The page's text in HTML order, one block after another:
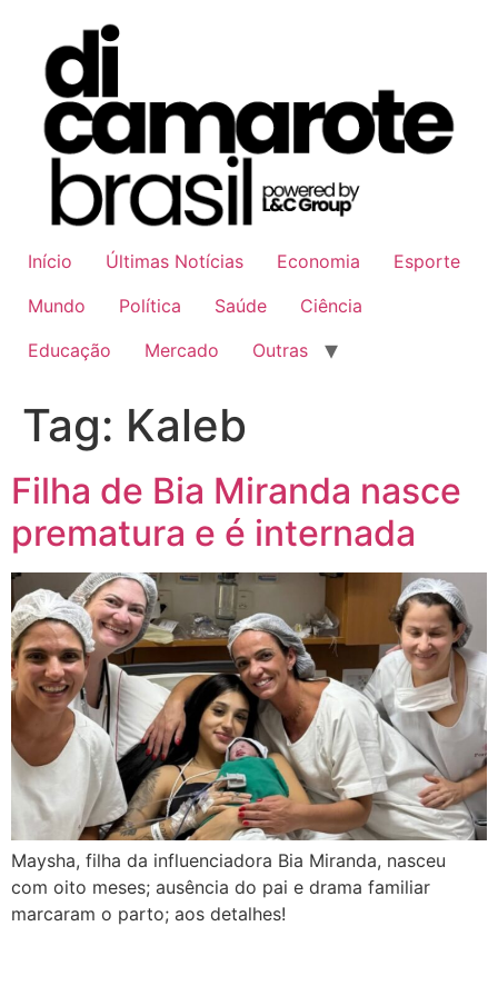
conteúdo
Início Últimas Notícias Economia
Esporte
Mundo
Política Saúde
Ciência
Educação
Mercado Outras
Tag: Kaleb
Filha de Bia Miranda nasce
prematura e é internada
Maysha, filha da influenciadora Bia Miranda, nasceu
com oito meses; ausência do pai e drama familiar
marcaram o parto; aos detalhes!